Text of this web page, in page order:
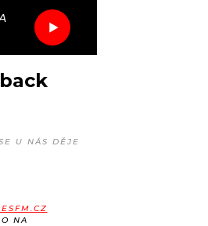
U NÁS DĚJE
NA